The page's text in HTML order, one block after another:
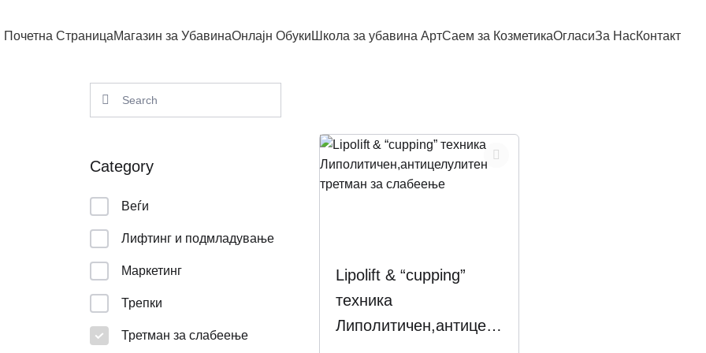
Почетна СтраницаМагазин за УбавинаОнлајн Обуки Школа за убавина АртСаем за КозметикаОгласиЗа НасКонтакт
Category
Веѓи
Лифтинг и подмладување
Маркетинг
Трепки
Третман за слабеење
Lipolift & “cupping”
техника
Липолитичен,антицел